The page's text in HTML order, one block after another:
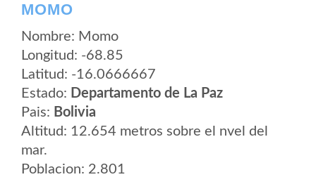
MOMO
Nombre: Momo
Longitud: -68.85
Latitud: -16.0666667
Estado: Departamento de La Paz
Pais: Bolivia
Altitud: 12.654 metros sobre el nvel del
mar.
Poblacion: 2.801